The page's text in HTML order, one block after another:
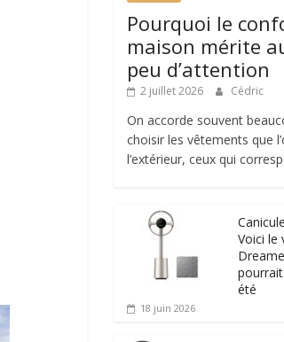
Pourquoi le
maison mérite
peu d’attention
2 juillet 2026 Cédric
On accorde souvent
choisir les vêtements que
l’extérieur, ceux qui
Voici le
été
18 juin 2026